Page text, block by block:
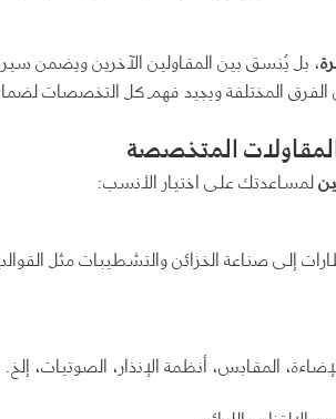
، بل يُنسق بين المقاولين الآخرين ويضمن
المختلفة ويجيد فهم كل التخصصات
المقاولات المتخصصة
لمساعدتك على اختيار الأنسب:
إلى صناعة الخزائن والتشطيبات مثل
المقابس، أنظمة الإنذار، الصوتيات، إلخ.